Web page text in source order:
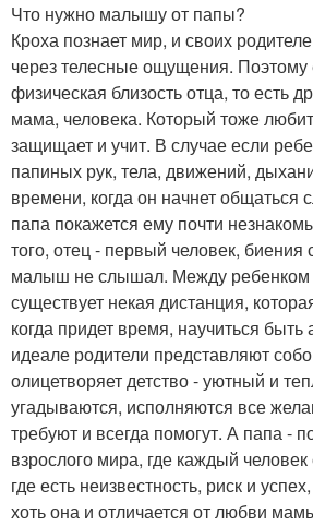
Что нужно малышу от папы?
Кроха познает мир, и своих
через телесные ощущения.
физическая близость отца, то есть
мама, человека. Который тоже
защищает и учит. В случае если
папиных рук, тела, движений,
времени, когда он начнет общаться
папа покажется ему почти
того, отец - первый человек, биения
малыш не слышал. Между ребенком
существует некая дистанция,
когда придет время, научиться
идеале родители представляют
олицетворяет детство - уютный и
угадываются, исполняются все
требуют и всегда помогут. А папа -
взрослого мира, где каждый человек
где есть неизвестность, риск и
хоть она и отличается от любви